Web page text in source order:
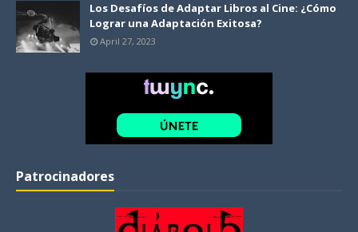
Los Desafíos de Adaptar Libros al Cine: ¿Cómo
Lograr una Adaptación Exitosa?
April 27, 2023
Patrocinadores